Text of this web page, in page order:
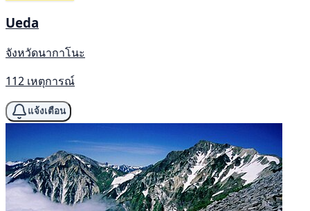
Ueda
จังหวัดนากาโนะ
112 เหตุการณ์
แจ้งเตือน